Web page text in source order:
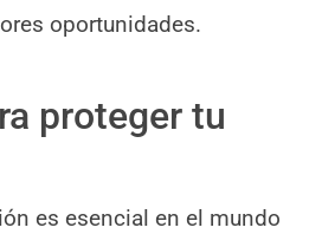
oportunidades.
proteger tu
es esencial en el mundo